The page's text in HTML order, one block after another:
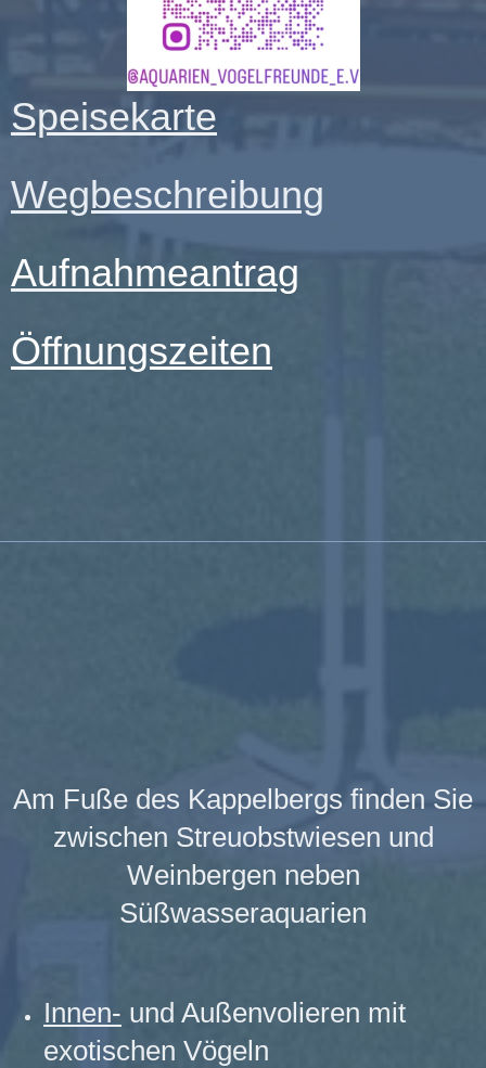
Speisekarte
Wegbeschreibung
Aufnahmeantrag
Öffnungszeiten
Am Fuße des Kappelbergs finden Sie
zwischen Streuobstwiesen und
Weinbergen neben
Süßwasseraquarien
Innen- und Außenvolieren mit
exotischen Vögeln​​​